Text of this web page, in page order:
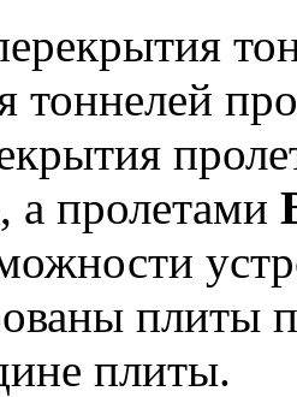
тоннелей
, а пролетами
плиты
плиты.